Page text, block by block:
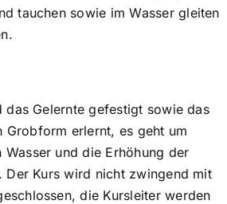
tauchen sowie im Wasser gleiten
das Gelernte gefestigt sowie das
Grobform erlernt, es geht um
und die Erhöhung der
Der Kurs wird nicht zwingend mit
die Kursleiter werden